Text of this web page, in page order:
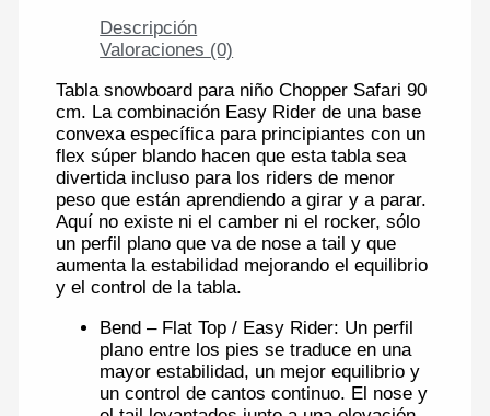
Descripción
Valoraciones (0)
Tabla snowboard para niño Chopper Safari 90
cm. La combinación Easy Rider de una base
convexa específica para principiantes con un
flex súper blando hacen que esta tabla sea
divertida incluso para los riders de menor
peso que están aprendiendo a girar y a parar.
Aquí no existe ni el camber ni el rocker, sólo
un perfil plano que va de nose a tail y que
aumenta la estabilidad mejorando el equilibrio
y el control de la tabla.
Bend – Flat Top / Easy Rider: Un perfil
plano entre los pies se traduce en una
mayor estabilidad, un mejor equilibrio y
un control de cantos continuo. El nose y